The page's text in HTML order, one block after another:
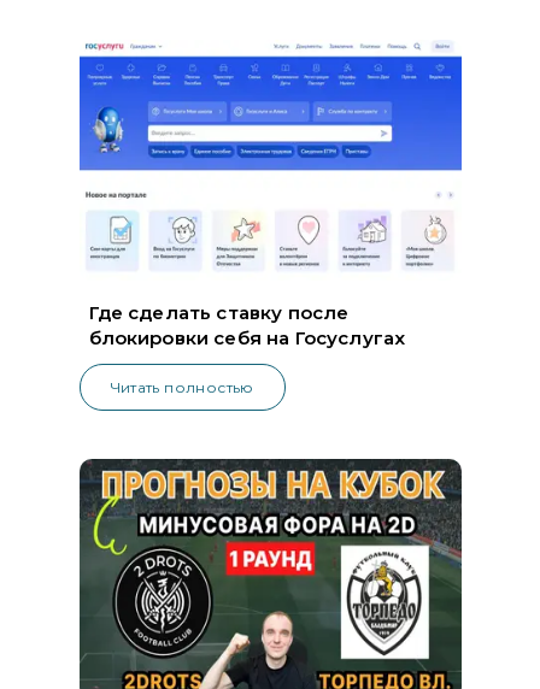
Где сделать ставку после
блокировки себя на Госуслугах
Читать полностью